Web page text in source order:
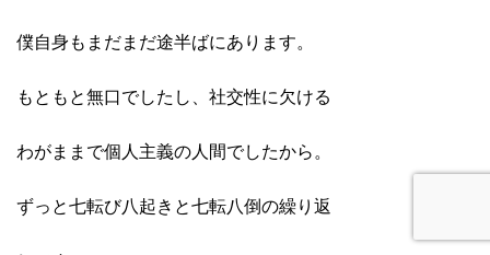
僕自身もまだまだ途半ばにあります。
もともと無口でしたし、社交性に欠ける
わがままで個人主義の人間でしたから。
ずっと七転び八起きと七転八倒の繰り返